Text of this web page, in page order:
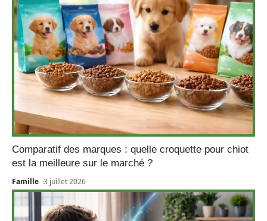
Comparatif des marques : quelle croquette pour chiot
est la meilleure sur le marché ?
Famille 3 juillet 2026